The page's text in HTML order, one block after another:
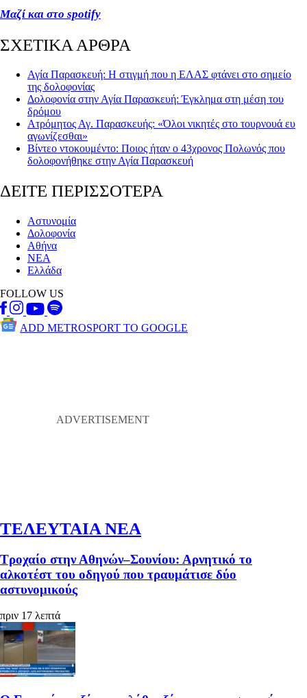
Μαζί και στο spotify
ΣΧΕΤΙΚΑ ΑΡΘΡΑ
Αγία Παρασκευή: Η στιγμή που η ΕΛΑΣ φτάνει στο σημείο
της δολοφονίας
Δολοφονία στην Αγία Παρασκευή: Έγκλημα στη μέση του
δρόμου
Ατρόμητος Αγ. Παρασκευής: «Όλοι νικητές στο τουρνουά ευ
αγωνίζεσθαι»
Βίντεο ντοκουμέντο: Ποιος ήταν ο 43χρονος Πολωνός που
δολοφονήθηκε στην Αγία Παρασκευή
ΔΕΙΤΕ ΠΕΡΙΣΣΟΤΕΡΑ
Αστυνομία
Δολοφονία
Αθήνα
ΝΕΑ
Ελλάδα
FOLLOW US
ADD METROSPORT TO GOOGLE
ΤΕΛΕΥΤΑΙΑ ΝΕΑ
Τροχαίο στην Αθηνών–Σουνίου: Αρνητικό το
αλκοτέστ του οδηγού που τραυμάτισε δύο
αστυνομικούς
πριν 17 λεπτά